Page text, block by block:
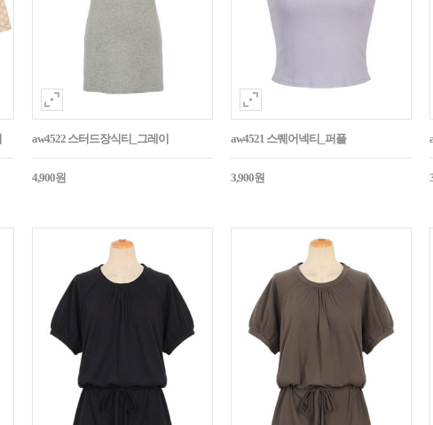
aw4522 스터드장식티_그레이
4,900원
aw4521 스퀘어넥티_퍼플
3,900원